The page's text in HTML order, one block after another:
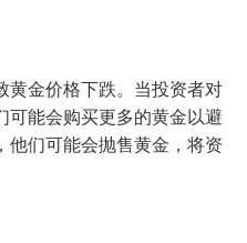
黄金价格下跌。当投资者对
可能会购买更多的黄金以避
他们可能会抛售黄金，将资